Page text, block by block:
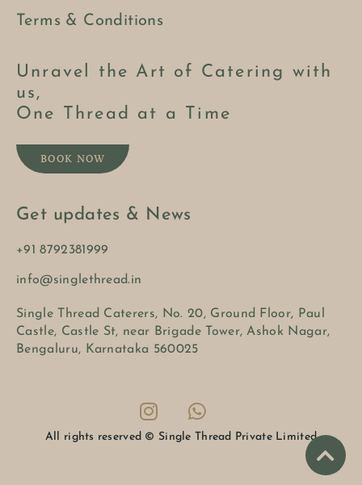
Terms & Conditions
Unravel the Art of Catering with
us,
One Thread at a Time
BOOK NOW
Get updates & News
+91 8792381999
info@singlethread.in
Single Thread Caterers, No. 20, Ground Floor, Paul
Castle, Castle St, near Brigade Tower, Ashok Nagar,
Bengaluru, Karnataka 560025
All rights reserved © Single Thread Private Limited